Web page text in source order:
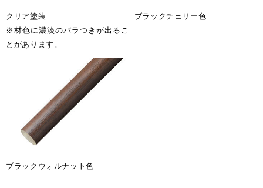
クリア塗装
※材色に濃淡のバラつきが出るこ
とがあります。
ブラックチェリー色
ブラックウォルナット色